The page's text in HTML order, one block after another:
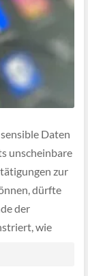
Daten
unscheinbare
zur
dürfte
der
wie
sogar das […]